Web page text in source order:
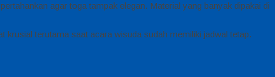
agar toga tampak elegan. Material yang banyak dipakai di
terutama saat acara wisuda sudah memiliki jadwal tetap.